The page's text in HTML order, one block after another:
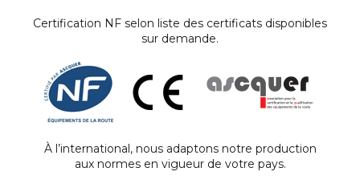
Certification NF selon liste des certificats disponibles
sur demande.
À l’international, nous adaptons notre production
aux normes en vigueur de votre pays.